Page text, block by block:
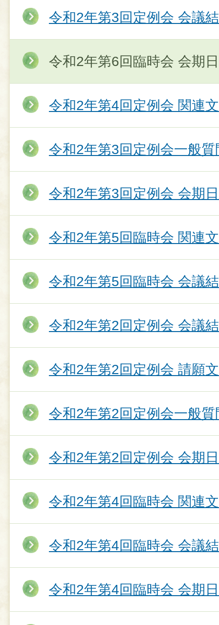
令和2年第3回定例会 会議
令和2年第6回臨時会 会期
令和2年第4回定例会 関連
令和2年第3回定例会一般質
令和2年第3回定例会 会期
令和2年第5回臨時会 関連
令和2年第5回臨時会 会議
令和2年第2回定例会 会議
令和2年第2回定例会 請願
令和2年第2回定例会一般質
令和2年第2回定例会 会期
令和2年第4回臨時会 関連
令和2年第4回臨時会 会議
令和2年第4回臨時会 会期